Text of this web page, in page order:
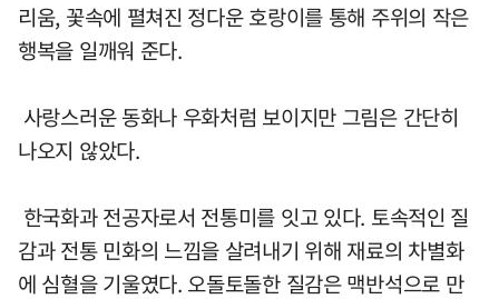
리움, 꽃속에 펼쳐진 정다운 호랑이를 통해 주위의 작은
행복을 일깨워 준다.
사랑스러운 동화나 우화처럼 보이지만 그림은 간단히
나오지 않았다.
한국화과 전공자로서 전통미를 잇고 있다. 토속적인 질
감과 전통 민화의 느낌을 살려내기 위해 재료의 차별화
에 심혈을 기울였다. 오돌토돌한 질감은 맥반석으로 만